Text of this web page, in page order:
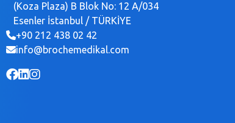
(Koza Plaza) B Blok No: 12 A/034
Esenler İstanbul / TÜRKİYE
+90 212 438 02 42
info@brochemedikal.com